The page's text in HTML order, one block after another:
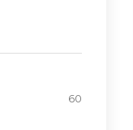
60